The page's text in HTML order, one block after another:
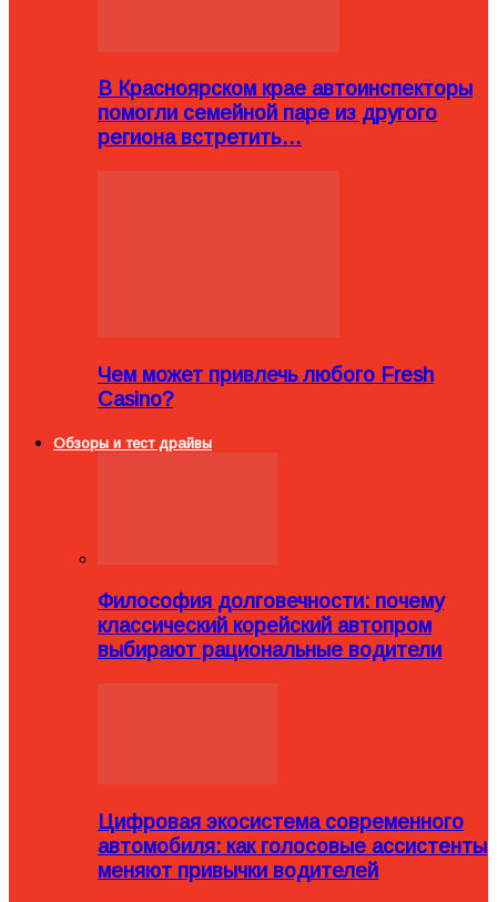
В Красноярском крае автоинспекторы
помогли семейной паре из другого
региона встретить…
Чем может привлечь любого Fresh
Casino?
Обзоры и тест драйвы
Философия долговечности: почему
классический корейский автопром
выбирают рациональные водители
Цифровая экосистема современного
автомобиля: как голосовые ассистенты
меняют привычки водителей